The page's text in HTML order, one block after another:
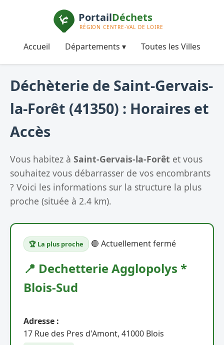
Accueil Départements ▾ Toutes les Villes
Déchèterie de Saint-Gervais-
la-Forêt (41350) : Horaires et
Accès
Vous habitez à Saint-Gervais-la-Forêt et vous
souhaitez vous débarrasser de vos encombrants
? Voici les informations sur la structure la plus
proche (située à 2.4 km).
🏆 La plus proche 🔴 Actuellement fermé
📍 Dechetterie Agglopolys *
Blois-Sud
Adresse :
17 Rue des Pres d'Amont, 41000 Blois